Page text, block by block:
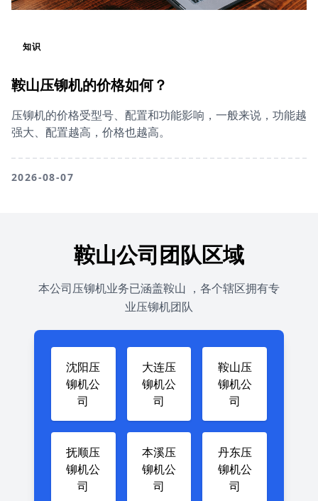
知识
鞍山压铆机的价格如何？
压铆机的价格受型号、配置和功能影响，一般来说，功能越
强大、配置越高，价格也越高。
2026-08-07
鞍山公司团队区域
本公司压铆机业务已涵盖鞍山 ，各个辖区拥有专
业压铆机团队
沈阳压
铆机公
司
大连压
铆机公
司
鞍山压
铆机公
司
抚顺压
铆机公
司
本溪压
铆机公
司
丹东压
铆机公
司